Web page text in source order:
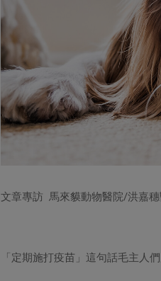
文章專訪 馬來貘動物醫院/洪嘉穗
「定期施打疫苗」這句話毛主人